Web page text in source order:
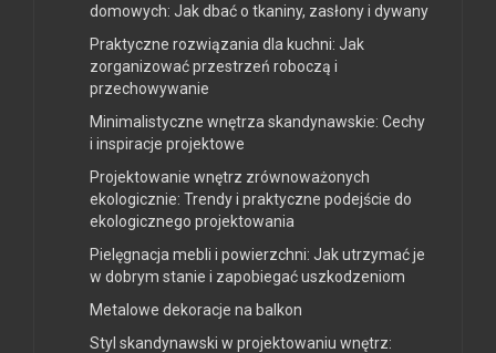
domowych: Jak dbać o tkaniny, zasłony i dywany
Praktyczne rozwiązania dla kuchni: Jak
zorganizować przestrzeń roboczą i
przechowywanie
Minimalistyczne wnętrza skandynawskie: Cechy
i inspiracje projektowe
Projektowanie wnętrz zrównoważonych
ekologicznie: Trendy i praktyczne podejście do
ekologicznego projektowania
Pielęgnacja mebli i powierzchni: Jak utrzymać je
w dobrym stanie i zapobiegać uszkodzeniom
Metalowe dekoracje na balkon
Styl skandynawski w projektowaniu wnętrz: